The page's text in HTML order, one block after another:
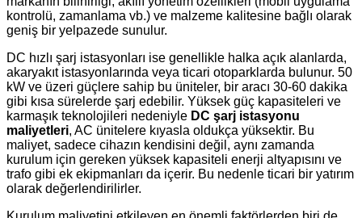
kontrolü, zamanlama vb.) ve malzeme kalitesine bağlı olarak
geniş bir yelpazede sunulur.
DC hızlı şarj istasyonları ise genellikle halka açık alanlarda,
akaryakıt istasyonlarında veya ticari otoparklarda bulunur. 50
kW ve üzeri güçlere sahip bu üniteler, bir aracı 30-60 dakika
gibi kısa sürelerde şarj edebilir. Yüksek güç kapasiteleri ve
karmaşık teknolojileri nedeniyle DC şarj istasyonu
maliyetleri, AC ünitelere kıyasla oldukça yüksektir. Bu
maliyet, sadece cihazın kendisini değil, aynı zamanda
kurulum için gereken yüksek kapasiteli enerji altyapısını ve
trafo gibi ek ekipmanları da içerir. Bu nedenle ticari bir yatırım
olarak değerlendirilirler.